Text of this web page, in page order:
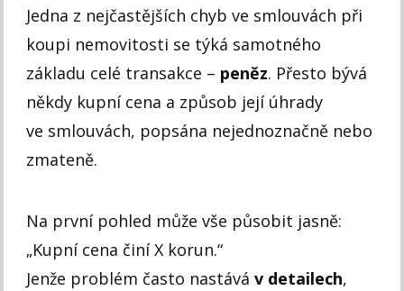
Jedna z nejčastějších chyb ve smlouvách při
koupi nemovitosti se týká samotného
základu celé transakce – peněz. Přesto bývá
někdy kupní cena a způsob její úhrady
ve smlouvách, popsána nejednoznačně nebo
zmateně.
Na první pohled může vše působit jasně:
„Kupní cena činí X korun.“
Jenže problém často nastáváv detailech,